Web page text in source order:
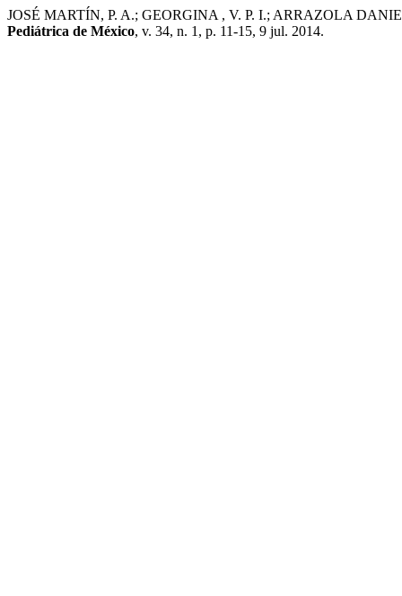
JOSÉ MARTÍN, P. A.; GEORGINA , V. P. I.; ARRAZOLA
Pediátrica de México, v. 34, n. 1, p. 11-15, 9 jul. 2014.